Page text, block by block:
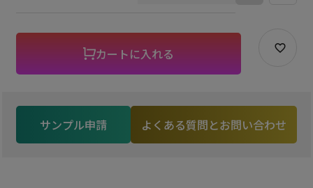
カートに入れる
サンプル申請 よくある質問とお問い合わせ